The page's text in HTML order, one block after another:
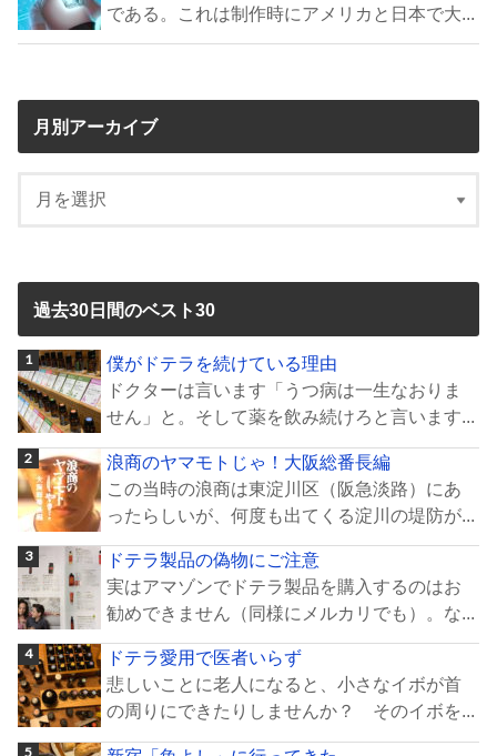
である。これは制作時にアメリカと日本で大...
月別アーカイブ
過去30日間のベスト30
僕がドテラを続けている理由
ドクターは言います「うつ病は一生なおりま
せん」と。そして薬を飲み続けろと言います...
浪商のヤマモトじゃ！大阪総番長編
この当時の浪商は東淀川区（阪急淡路）にあ
ったらしいが、何度も出てくる淀川の堤防が...
ドテラ製品の偽物にご注意
実はアマゾンでドテラ製品を購入するのはお
勧めできません（同様にメルカリでも）。な...
ドテラ愛用で医者いらず
悲しいことに老人になると、小さなイボが首
の周りにできたりしませんか？ そのイボを...